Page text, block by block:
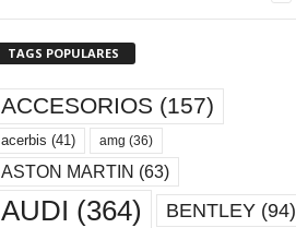
TAGS POPULARES
ACCESORIOS (157)
acerbis (41) amg (36)
ASTON MARTIN (63)
AUDI (364) BENTLEY(94)